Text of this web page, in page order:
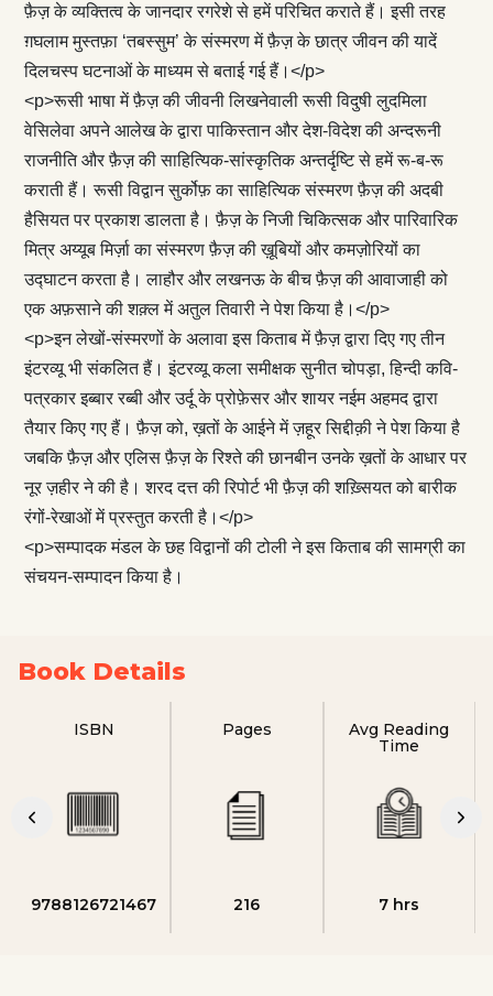
फ़ैज़ के व्यक्तित्व के जानदार रगरेशे से हमें परिचित कराते हैं। इसी तरह
ग़घलाम मुस्तफ़ा ‘तबस्सुम’ के संस्मरण में फ़ैज़ के छात्र जीवन की यादें
दिलचस्प घटनाओं के माध्यम से बताई गई हैं।</p>
<p>रूसी भाषा में फ़ैज़ की जीवनी लिखनेवाली रूसी विदुषी लुदमिला
वेसिलेवा अपने आलेख के द्वारा पाकिस्तान और देश-विदेश की अन्दरूनी
राजनीति और फ़ैज़ की साहित्यिक-सांस्कृतिक अन्तर्दृष्टि से हमें रू-ब-रू
कराती हैं। रूसी विद्वान सुर्कोफ़ का साहित्यिक संस्मरण फ़ैज़ की अदबी
हैसियत पर प्रकाश डालता है। फ़ैज़ के निजी चिकित्सक और पारिवारिक
मित्र अय्यूब मिर्ज़ा का संस्मरण फ़ैज़ की ख़ूबियों और कमज़ोरियों का
उद्घाटन करता है। लाहौर और लखनऊ के बीच फ़ैज़ की आवाजाही को
एक अफ़साने की शक़्ल में अतुल तिवारी ने पेश किया है।</p>
<p>इन लेखों-संस्मरणों के अलावा इस किताब में फ़ैज़ द्वारा दिए गए तीन
इंटरव्यू भी संकलित हैं। इंटरव्यू कला समीक्षक सुनीत चोपड़ा, हिन्दी कवि-
पत्रकार इब्बार रब्बी और उर्दू के प्रोफ़ेसर और शायर नईम अहमद द्वारा
तैयार किए गए हैं। फ़ैज़ को, ख़तों के आईने में ज़हूर सिद्दीक़ी ने पेश किया है
जबकि फ़ैज़ और एलिस फ़ैज़ के रिश्ते की छानबीन उनके ख़तों के आधार पर
नूर ज़हीर ने की है। शरद दत्त की रिपोर्ट भी फ़ैज़ की शख़्सियत को बारीक
रंगों-रेखाओं में प्रस्तुत करती है।</p>
<p>सम्पादक मंडल के छह विद्वानों की टोली ने इस किताब की सामग्री का
संचयन-सम्पादन किया है।
Book Details
ISBN
9788126721467
Pages
216
Avg Reading
Time
7 hrs